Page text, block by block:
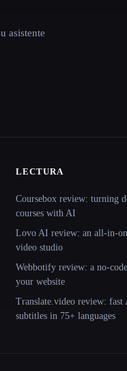
asistente
LECTURA
Coursebox review: turning
courses with AI
Lovo AI review: an all-in-
video studio
Webbotify review: a no-
your website
Translate.video review: fast
subtitles in 75+ languages